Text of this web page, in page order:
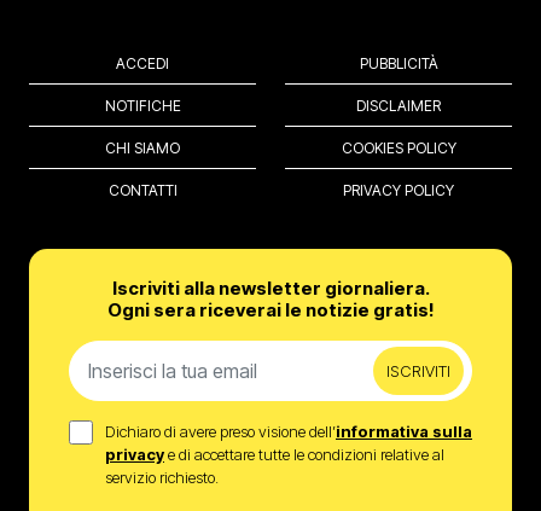
ACCEDI
NOTIFICHE
CHI SIAMO
CONTATTI
PUBBLICITÀ
DISCLAIMER
COOKIES POLICY
PRIVACY POLICY
Iscriviti alla newsletter giornaliera.
Ogni sera riceverai le notizie gratis!
ISCRIVITI
Dichiaro di avere preso visione dell’informativa sulla
privacye di accettare tutte le condizioni relative al
servizio richiesto.